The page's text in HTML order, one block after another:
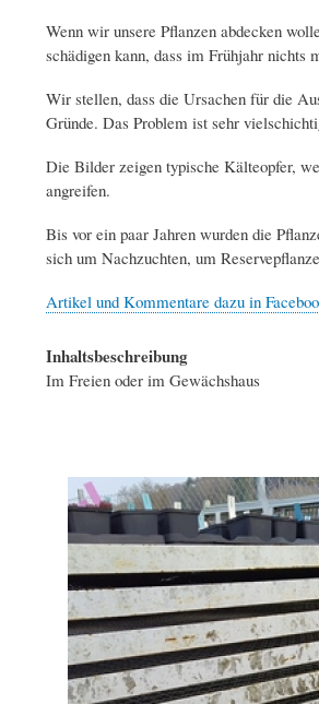
Wenn wir unsere Pflanzen abdecken
schädigen kann, dass im Frühjahr nichts
Wir stellen, dass die Ursachen für die
Gründe. Das Problem ist sehr
Die Bilder zeigen typische Kälteopfer,
angreifen.
Bis vor ein paar Jahren wurden die
sich um Nachzuchten, um
Artikel und Kommentare dazu in
Inhaltsbeschreibung
Im Freien oder im Gewächshaus